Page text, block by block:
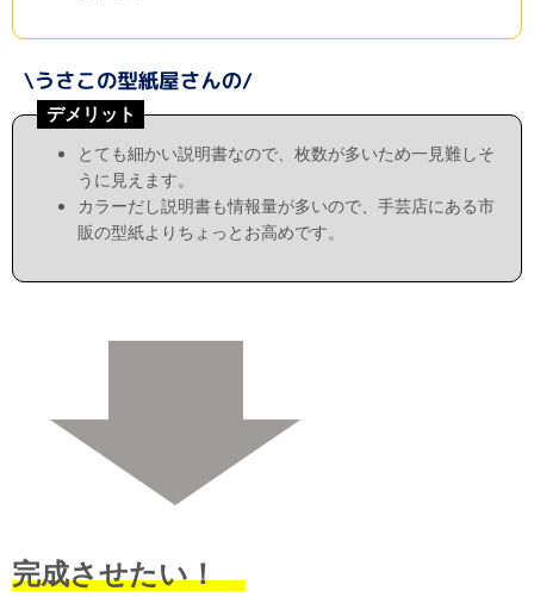
デメリット
とても細かい説明書なので、枚数が多いため一見難しそ
うに見えます。
カラーだし説明書も情報量が多いので、手芸店にある市
販の型紙よりちょっとお高めです。
完成させたい！